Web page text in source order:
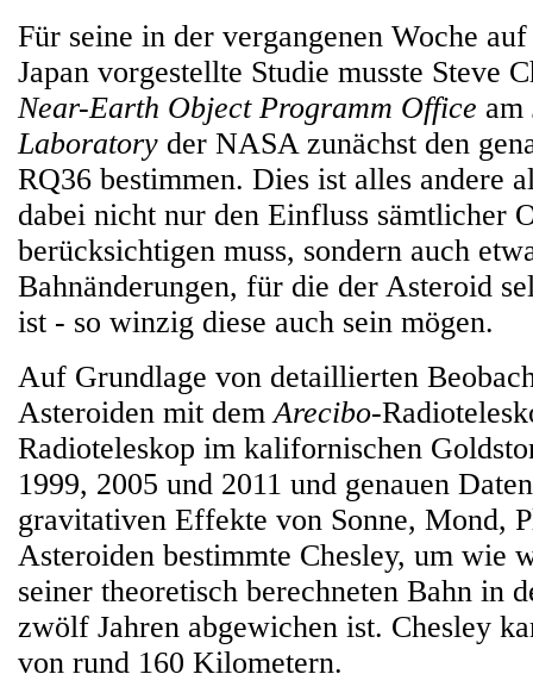
Für seine in der vergangenen Woche
Japan vorgestellte Studie musste Steve
Near-Earth Object Programm Office am
Laboratory der NASA zunächst den
RQ36 bestimmen. Dies ist alles andere
dabei nicht nur den Einfluss sämtlicher
berücksichtigen muss, sondern auch
Bahnänderungen, für die der Asteroid
ist - so winzig diese auch sein mögen.
Auf Grundlage von detaillierten
Asteroiden mit demArecibo-
Radioteleskop im kalifornischen
1999, 2005 und 2011 und genauen
gravitativen Effekte von Sonne, Mond,
Asteroiden bestimmte Chesley, um wie
seiner theoretisch berechneten Bahn in
zwölf Jahren abgewichen ist. Chesley
von rund 160 Kilometern.